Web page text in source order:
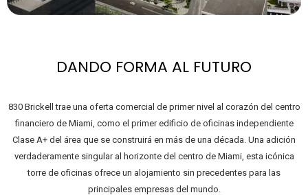
DANDO FORMA AL FUTURO
830 Brickell trae una oferta comercial de primer nivel al corazón del centro
financiero de Miami, como el primer edificio de oficinas independiente
Clase A+ del área que se construirá en más de una década. Una adición
verdaderamente singular al horizonte del centro de Miami, esta icónica
torre de oficinas ofrece un alojamiento sin precedentes para las
principales empresas del mundo.